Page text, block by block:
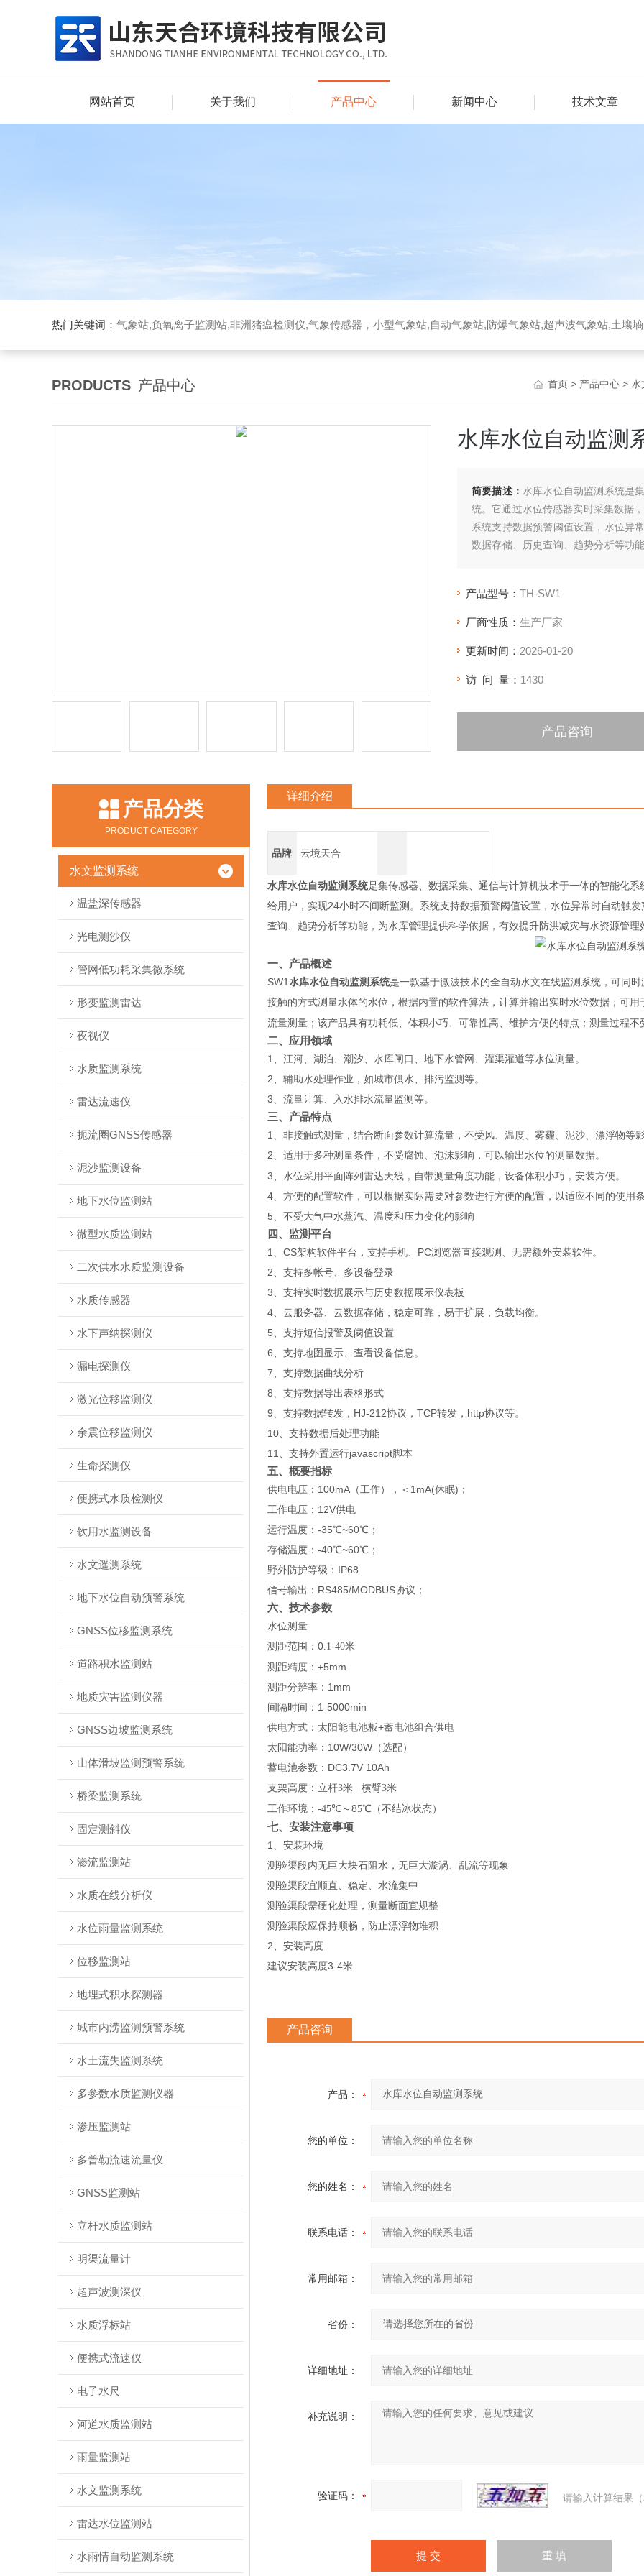
网站首页 关于我们 产品中心 新闻中心 技术文章
热门关键词： 气象站,负氧离子监测站,非洲猪瘟检测仪,气象传感器，小型气象站,自动气象站,防爆气象站,超声波气象站,土壤墒情监测站,便携气象站
PRODUCTS 产品中心 首页 > 产品中心 > 水
水库水位自动监测
简要描述： 水库水位自动监测系统是
统。它通过水位传感器实时采集数据
系统支持数据预警阈值设置，水位异
数据存储、历史查询、趋势分析等功
产品型号： TH-SW1
厂商性质： 生产厂家
更新时间： 2026-01-20
访 问 量： 1430
产品咨询
产品分类
PRODUCT CATEGORY
水文监测系统
温盐深传感器
光电测沙仪
管网低功耗采集微系统
形变监测雷达
夜视仪
水质监测系统
雷达流速仪
扼流圈GNSS传感器
泥沙监测设备
地下水位监测站
微型水质监测站
二次供水水质监测设备
水质传感器
水下声纳探测仪
漏电探测仪
激光位移监测仪
余震位移监测仪
生命探测仪
便携式水质检测仪
饮用水监测设备
水文遥测系统
地下水位自动预警系统
GNSS位移监测系统
道路积水监测站
地质灾害监测仪器
GNSS边坡监测系统
山体滑坡监测预警系统
桥梁监测系统
固定测斜仪
渗流监测站
水质在线分析仪
水位雨量监测系统
位移监测站
地埋式积水探测器
城市内涝监测预警系统
水土流失监测系统
多参数水质监测仪器
渗压监测站
多普勒流速流量仪
GNSS监测站
立杆水质监测站
明渠流量计
超声波测深仪
水质浮标站
便携式流速仪
电子水尺
河道水质监测站
雨量监测站
水文监测系统
雷达水位监测站
水雨情自动监测系统
详细介绍
品牌 云境天合
水库水位自动监测系统是集传感器、数据采集、通信与计算机技术于一体的智能化
给用户，实现24小时不间断监测。系统支持数据预警阈值设置，水位异常时自动触
查询、趋势分析等功能，为水库管理提供科学依据，有效提升防洪减灾与水资源管理
一、产品概述
SW1水库水位自动监测系统是一款基于微波技术的全自动水文在线监测系统，可同
接触的方式测量水体的水位，根据内置的软件算法，计算并输出实时水位数据 ；可
流量测量；该产品具有功耗低、体积小巧、可靠性高、维护方便的特点；测量过程
二、应用领域
1、江河、湖泊、潮汐、水库闸口、地下水管网、灌渠灌道等水位测量。
2、辅助水处理作业，如城市供水、排污监测等。
3、流量计算、入水排水流量监测等。
三、产品特点
1、非接触式测量，结合断面参数计算流量，不受风、温度、雾霾、泥沙、漂浮物等
2、适用于多种测量条件，不受腐蚀、泡沫影响，可以输出水位的测量数据。
3、水位采用平面阵列雷达天线，自带测量角度功能，设备体积小巧，安装方便。
4、方便的配置软件，可以根据实际需要对参数进行方便的配置，以适应不同的使用
5、不受大气中水蒸汽、温度和压力变化的影响
四、监测平台
1、CS架构软件平台，支持手机、PC浏览器直接观测、无需额外安装软件。
2、支持多帐号、多设备登录
3、支持实时数据展示与历史数据展示仪表板
4、云服务器、云数据存储，稳定可靠，易于扩展，负载均衡。
5、支持短信报警及阈值设置
6、支持地图显示、查看设备信息。
7、支持数据曲线分析
8、支持数据导出表格形式
9、支持数据转发，HJ-212协议，TCP转发，http协议等。
10、支持数据后处理功能
11、支持外置运行javascript脚本
五、概要指标
供电电压：100mA（工作），＜1mA(休眠)；
工作电压：12V供电
运行温度：-35℃~60℃；
存储温度：-40℃~60℃；
野外防护等级：IP68
信号输出：RS485/MODBUS协议；
六、技术参数
水位测量
测距范围：0.1-40米
测距精度：±5mm
测距分辨率：1mm
间隔时间：1-5000min
供电方式：太阳能电池板+蓄电池组合供电
太阳能功率：10W/30W（选配）
蓄电池参数：DC3.7V 10Ah
支架高度：立杆3米 横臂3米
工作环境：-45℃～85℃（不结冰状态）
七、安装注意事项
1、安装环境
测验渠段内无巨大块石阻水，无巨大漩涡、乱流等现象
测验渠段宜顺直、稳定、水流集中
测验渠段需硬化处理，测量断面宜规整
测验渠段应保持顺畅，防止漂浮物堆积
2、安装高度
建议安装高度3-4米
产品咨询
产品：
您的单位：
您的姓名：
联系电话：
常用邮箱：
省份：
详细地址：
补充说明：
验证码： 请输入计算结果